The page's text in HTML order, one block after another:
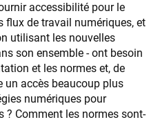
accessibilité pour le
flux de travail numériques, et
utilisant les nouvelles
son ensemble - ont besoin
et les normes et, de
un accès beaucoup plus
numériques pour
? Comment les normes sont-